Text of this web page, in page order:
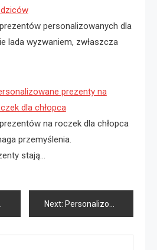
personalizowanych dla
lada wyzwaniem, zwłaszcza
prezenty na
dla chłopca
na roczek dla chłopca
przemyślenia.
stają…
Next: Personalizowane prezenty dla chlopaka